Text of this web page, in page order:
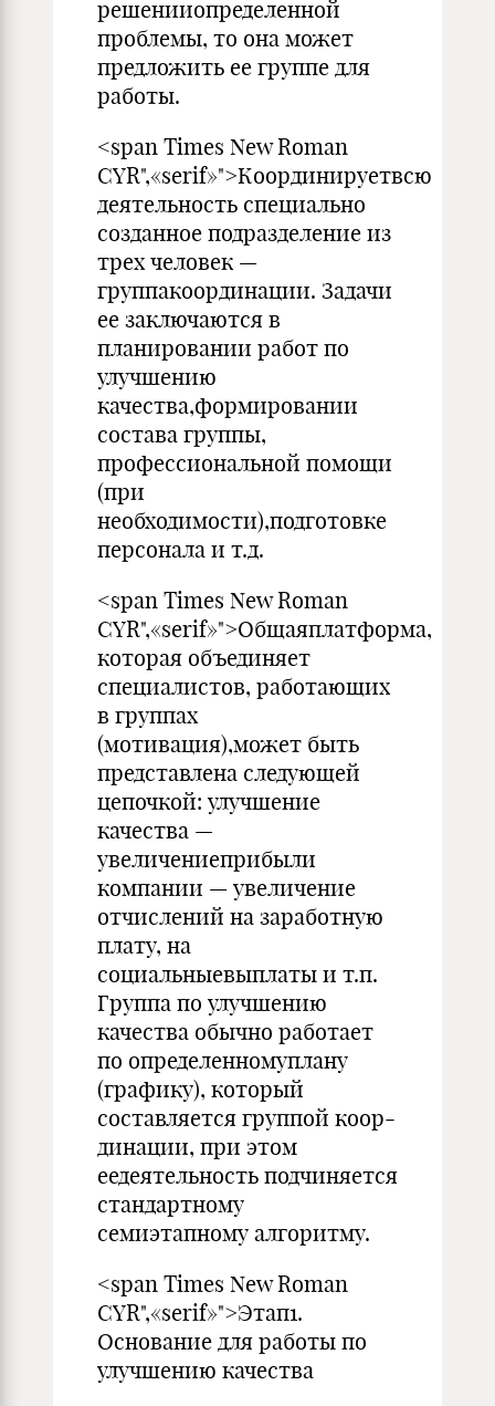
решенииопределенной
проблемы, то она может
предложить ее группе для
работы.
<span Times New Roman
CYR",«serif»">Координируетвсю
деятельность специально
созданное под­разделение из
трех человек —
группакоординации. Задачи
ее заключаются в
планировании работ по
улучшению
качества,формировании
состава группы,
профессиональной помощи
(при
необходимости),подготовке
персонала и т.д.
<span Times New Roman
CYR",«serif»">Общаяплатформа,
которая объединяет
специалистов, рабо­тающих
в группах
(мотивация),может быть
представлена сле­дующей
цепочкой: улучшение
качества —
увеличениеприбыли
компании — увеличение
отчислений на заработную
плату, на
социальныевыплаты и т.п.
Группа по улучшению
качества обычно работает
по опреде­ленномуплану
(графику), который
составляется группой коор­
динации, при этом
еедеятельность подчиняется
стандартному
семиэтапному алгоритму.
<span Times New Roman
CYR",«serif»">Этап1.
Основание для работы по
улyчшению качества